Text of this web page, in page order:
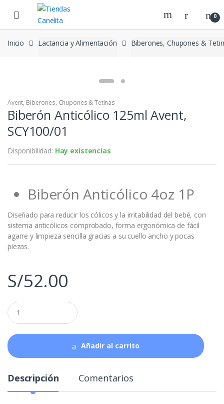
Skip to navigation
Skip to content
0
Inicio Lactancia y Alimentación Biberones, Chupones &
Avent, Biberones, Chupones & Tetinas
Biberón Anticólico 125ml Avent,
SCY100/01
Disponibilidad: Hay existencias
Biberón Anticólico 4oz 1P
Diseñado para reducir los cólicos y la irritabilidad del bebé, con
sistema anticólicos comprobado, forma ergonómica de fácil
agarre y limpieza sencilla gracias a su cuello ancho y pocas
piezas.
S/52.00
Q
u
a
t
i
Añadir al carrito
Descripción Comentarios